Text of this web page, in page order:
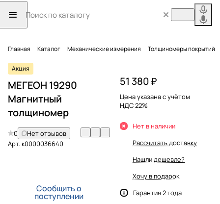
Главная Каталог Механические измерения Толщиномеры покрытий
Акция
МЕГЕОН 19290
Магнитный
толщиномер
0
Нет отзывов
Арт.к0000036640
Сообщить о
поступлении
51 380 ₽
Цена указана с учётом
НДС 22%
Нет в наличии
Рассчитать доставку
Нашли дешевле?
Хочу в подарок
Гарантия 2 года